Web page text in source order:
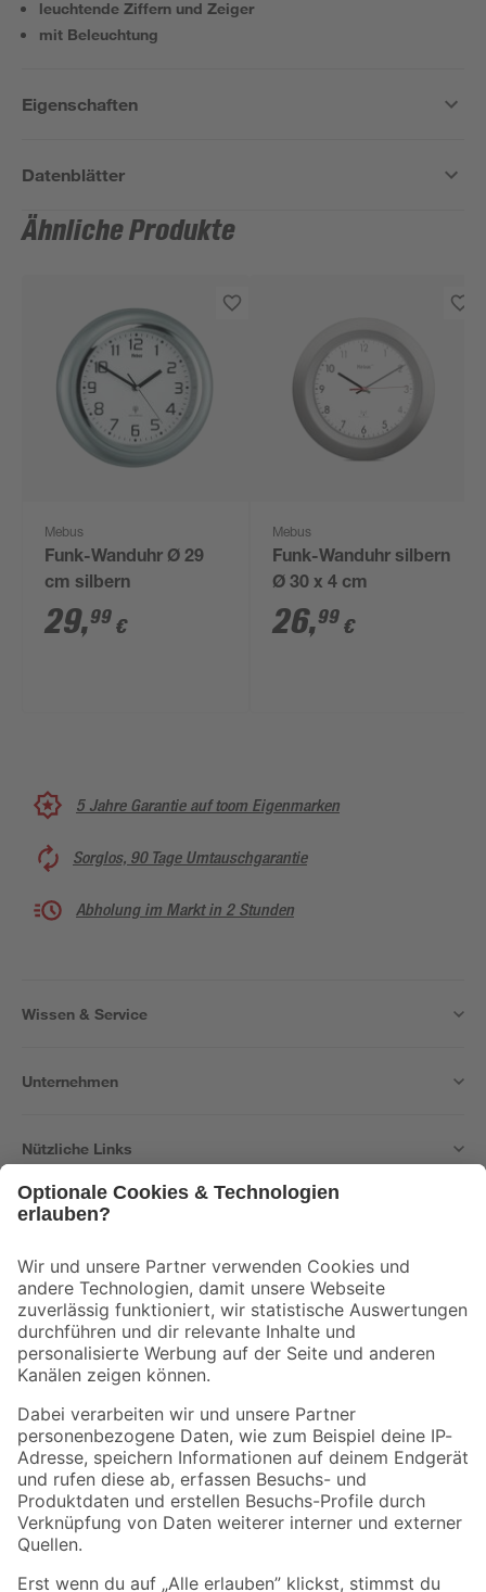
leuchtende Ziffern und Zeiger
mit Beleuchtung
Eigenschaften
Datenblätter
Ähnliche Produkte
Mebus
Funk-Wanduhr Ø 29
cm silbern
29,99 €
Mebus
Funk-Wanduhr silbern
Ø 30 x 4 cm
26,99 €
5 Jahre Garantie auf toom Eigenmarken
Sorglos, 90 Tage Umtauschgarantie
Abholung im Markt in 2 Stunden
Wissen & Service
Unternehmen
Nützliche Links
Der toom Newsletter: Keine Angebote und Aktionen mehr verpassen!
Zur Newsletter Anmeldung
Folge uns
Zahlungsarten Versandarten
Sicher einkaufen